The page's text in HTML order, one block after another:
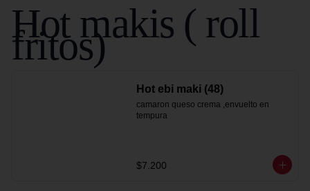
Hot makis ( roll
fritos)
Hot ebi maki (48)
camaron queso crema ,envuelto en
tempura
$7.200